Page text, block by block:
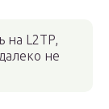
на L2TP,
не